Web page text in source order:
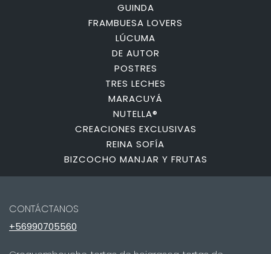
GUINDA
FRAMBUESA LOVERS
LÚCUMA
DE AUTOR
POSTRES
TRES LECHES
MARACUYÁ
NUTELLA®
CREACIONES EXCLUSIVAS
REINA SOFÍA
BIZCOCHO MANJAR Y FRUTAS
CONTÁCTANOS
+56990705560